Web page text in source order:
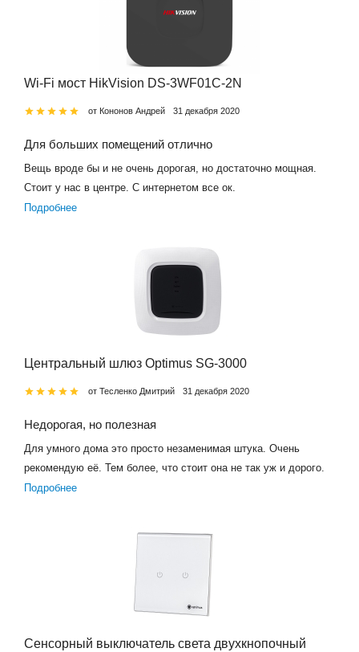
Wi-Fi мост HikVision DS-3WF01C-2N
от Кононов Андрей 31 декабря 2020
Для больших помещений отлично
Вещь вроде бы и не очень дорогая, но достаточно мощная.
Стоит у нас в центре. С интернетом все ок.
Подробнее
Центральный шлюз Optimus SG-3000
от Тесленко Дмитрий 31 декабря 2020
Недорогая, но полезная
Для умного дома это просто незаменимая штука. Очень
рекомендую её. Тем более, что стоит она не так уж и дорого.
Подробнее
Сенсорный выключатель света двухкнопочный